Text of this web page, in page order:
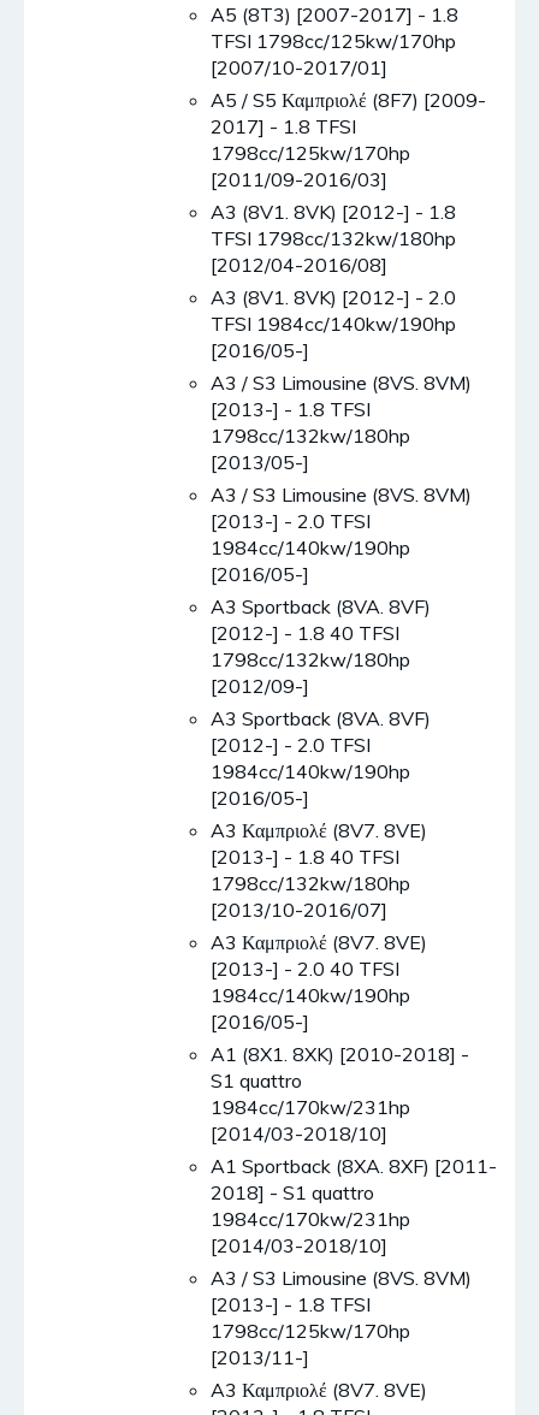
A5 (8T3) [2007-2017] - 1.8
TFSI 1798cc/125kw/170hp
[2007/10-2017/01]
A5 / S5 Καμπριολέ (8F7) [2009-
2017] - 1.8 TFSI
1798cc/125kw/170hp
[2011/09-2016/03]
A3 (8V1. 8VK) [2012-] - 1.8
TFSI 1798cc/132kw/180hp
[2012/04-2016/08]
A3 (8V1. 8VK) [2012-] - 2.0
TFSI 1984cc/140kw/190hp
[2016/05-]
A3 / S3 Limousine (8VS. 8VM)
[2013-] - 1.8 TFSI
1798cc/132kw/180hp
[2013/05-]
A3 / S3 Limousine (8VS. 8VM)
[2013-] - 2.0 TFSI
1984cc/140kw/190hp
[2016/05-]
A3 Sportback (8VA. 8VF)
[2012-] - 1.8 40 TFSI
1798cc/132kw/180hp
[2012/09-]
A3 Sportback (8VA. 8VF)
[2012-] - 2.0 TFSI
1984cc/140kw/190hp
[2016/05-]
A3 Καμπριολέ (8V7. 8VE)
[2013-] - 1.8 40 TFSI
1798cc/132kw/180hp
[2013/10-2016/07]
A3 Καμπριολέ (8V7. 8VE)
[2013-] - 2.0 40 TFSI
1984cc/140kw/190hp
[2016/05-]
A1 (8X1. 8XK) [2010-2018] -
S1 quattro
1984cc/170kw/231hp
[2014/03-2018/10]
A1 Sportback (8XA. 8XF) [2011-
2018] - S1 quattro
1984cc/170kw/231hp
[2014/03-2018/10]
A3 / S3 Limousine (8VS. 8VM)
[2013-] - 1.8 TFSI
1798cc/125kw/170hp
[2013/11-]
A3 Καμπριολέ (8V7. 8VE)